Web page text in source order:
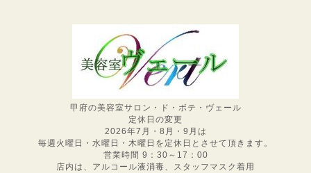
甲府の美容室サロン・ド・ボテ・ヴェール
定休日の変更
2026年7月・8月・9月は
毎週火曜日・水曜日・木曜日を定休日とさせて頂きます。
営業時間 9：30～17：00
店内は、アルコール液消毒、スタッフマスク着用